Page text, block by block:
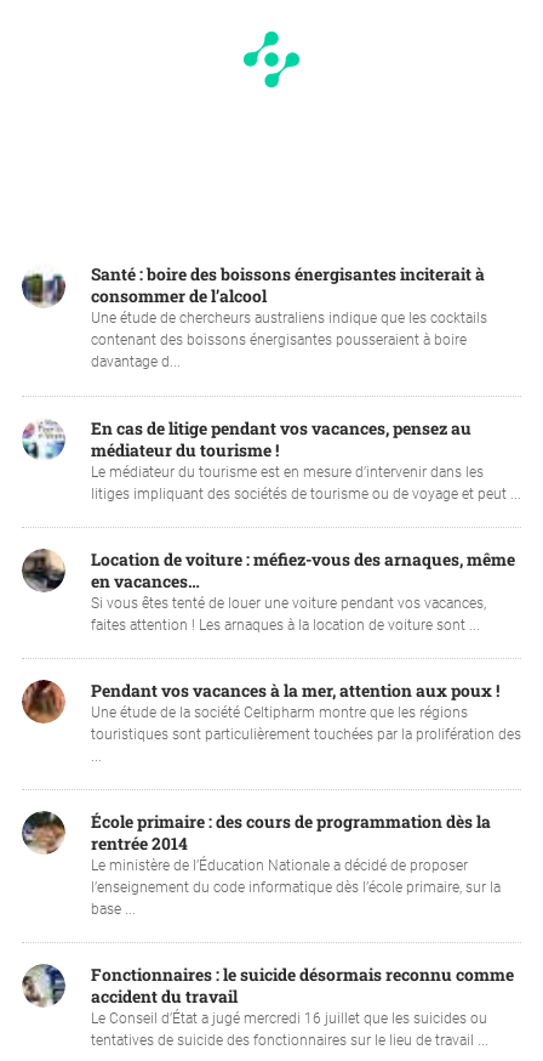
Santé : boire des boissons énergisantes inciterait à
consommer de l’alcool
Une étude de chercheurs australiens indique que les cocktails
contenant des boissons énergisantes pousseraient à boire
davantage d...
En cas de litige pendant vos vacances, pensez au
médiateur du tourisme !
Le médiateur du tourisme est en mesure d’intervenir dans les
litiges impliquant des sociétés de tourisme ou de voyage et peut ...
Location de voiture : méfiez-vous des arnaques, même
en vacances…
Si vous êtes tenté de louer une voiture pendant vos vacances,
faites attention ! Les arnaques à la location de voiture sont ...
Pendant vos vacances à la mer, attention aux poux !
Une étude de la société Celtipharm montre que les régions
touristiques sont particulièrement touchées par la prolifération des
...
École primaire : des cours de programmation dès la
rentrée 2014
Le ministère de l’Éducation Nationale a décidé de proposer
l’enseignement du code informatique dès l’école primaire, sur la
base ...
Fonctionnaires : le suicide désormais reconnu comme
accident du travail
Le Conseil d’État a jugé mercredi 16 juillet que les suicides ou
tentatives de suicide des fonctionnaires sur le lieu de travail ...